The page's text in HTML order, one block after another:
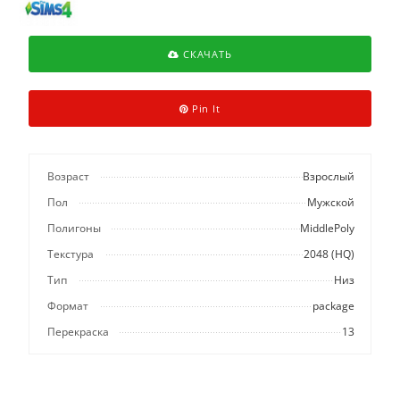
СКАЧАТЬ
Pin It
Возраст
Взрослый
Пол
Мужской
Полигоны
MiddlePoly
Текстура
2048 (HQ)
Тип
Низ
Формат
package
Перекраска
13